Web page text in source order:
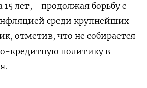
лет, - продолжая борьбу с
среди крупнейших
отметив, что не собирается
кредитную политику в